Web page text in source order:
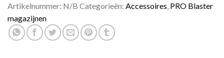
Artikelnummer: N/B Categorieën: Accessoires PRO Blaster
magazijnen